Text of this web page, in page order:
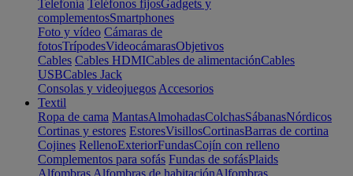
Telefonía Teléfonos fijosGadgets y
complementosSmartphones
Foto y vídeo Cámaras de
fotosTrípodesVideocámarasObjetivos
Cables Cables HDMICables de alimentaciónCables
USBCables Jack
Consolas y videojuegos Accesorios
Textil
Ropa de cama MantasAlmohadasColchasSábanasNórdicos
Cortinas y estores EstoresVisillosCortinasBarras de cortina
Cojines RellenoExteriorFundasCojín con relleno
Complementos para sofás Fundas de sofásPlaids
Alfombras Alfombras de habitaciónAlfombras